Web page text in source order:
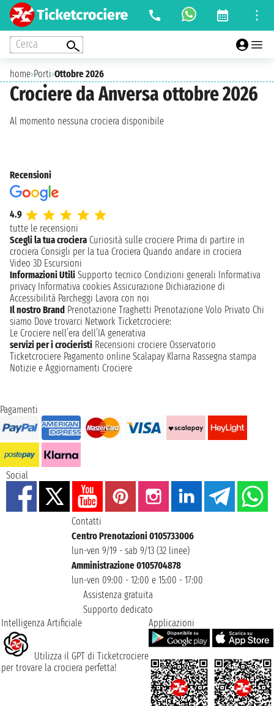
Cerca
home›Porti›Ottobre 2026
Crociere da Anversa ottobre 2026
Al momento nessuna crociera disponibile
Recensioni
4.9
tutte le recensioni
Scegli la tua crociera Curiosità sulle crociere Prima di partire in
crociera Consigli per la tua Crociera Quando andare in crociera
Video 3D Escursioni
Informazioni Utili Supporto tecnico Condizioni generali Informativa
privacy Informativa cookies Assicurazione Dichiarazione di
Accessibilità Parcheggi Lavora con noi
Il nostro Brand Prenotazione Traghetti Prenotazione Volo Privato Chi
siamo Dove trovarci Network Ticketcrociere:
Le Crociere nell’era dell’IA generativa
servizi per i crocieristi Recensioni crociere Osservatorio
Ticketcrociere Pagamento online Scalapay Klarna Rassegna stampa
Notizie e Aggiornamenti Crociere
Pagamenti
Social
Contatti
Centro Prenotazioni 0105733006
lun-ven 9/19 - sab 9/13 (32 linee)
Amministrazione 0105704878
lun-ven 09:00 - 12:00 e 15:00 - 17:00
Assistenza gratuita
Supporto dedicato
Intelligenza Artificiale
Utilizza il GPT di Ticketcrociere
per trovare la crociera perfetta!
Applicazioni